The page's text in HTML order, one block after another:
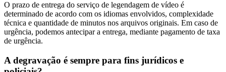
O prazo de entrega do serviço de legendagem de vídeo é
determinado de acordo com os idiomas envolvidos, complexidade
técnica e quantidade de minutos nos arquivos originais. Em caso de
urgência, podemos antecipar a entrega, mediante pagamento de taxa
de urgência.
A degravação é sempre para fins jurídicos e